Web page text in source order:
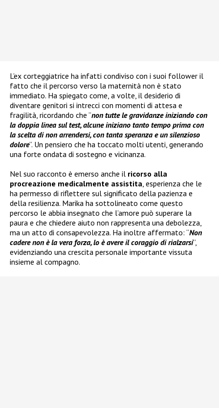
L’ex corteggiatrice ha infatti condiviso con i suoi follower il
fatto che il percorso verso la maternità non è stato
immediato. Ha spiegato come, a volte, il desiderio di
diventare genitori si intrecci con momenti di attesa e
fragilità, ricordando che “non tutte le gravidanze iniziando con
la doppia linea sul test, alcune iniziano tanto tempo prima con
la scelta di non arrendersi, con tanta speranza e un silenzioso
dolore”. Un pensiero che ha toccato molti utenti, generando
una forte ondata di sostegno e vicinanza.
Nel suo racconto è emerso anche il ricorso alla
procreazione medicalmente assistita , esperienza che le
ha permesso di riflettere sul significato della pazienza e
della resilienza. Marika ha sottolineato come questo
percorso le abbia insegnato che l’amore può superare la
paura e che chiedere aiuto non rappresenta una debolezza,
ma un atto di consapevolezza. Ha inoltre affermato: “Non
cadere non è la vera forza, lo è avere il coraggio di rialzarsi”,
evidenziando una crescita personale importante vissuta
insieme al compagno.